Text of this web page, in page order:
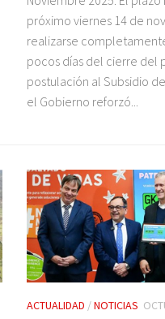
próximo viernes 14 de
realizarse
pocos días del cierre del
postulación al Subsidio
el Gobierno reforzó...
ACTUALIDAD /NOTICIAS